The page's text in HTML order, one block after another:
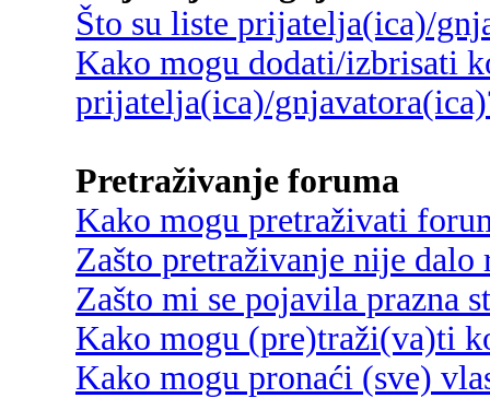
Što su liste prijatelja(ica)/
Kako mogu dodati/izbrisati
prijatelja(ica)/
Pretraživanje foruma
Kako mogu pretraživati
Zašto pretraživanje nije dalo
Zašto mi se pojavila prazna
Kako mogu (pre)traži(va)ti
Kako mogu pronaći (sve)